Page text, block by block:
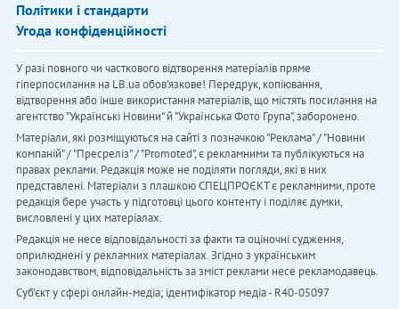
Політики і стандарти
Угода конфіденційності
У разі повного чи часткового відтворення матеріалів пряме
гіперпосилання на LB.ua обов'язкове! Передрук, копіювання,
відтворення або інше використання матеріалів, що містять посилання на
агентство "Українськi Новини" й "Українська Фото Група", заборонено.
Матеріали, які розміщуються на сайті з позначкою "Реклама" / "Новини
компаній" / "Пресреліз" / "Promoted", є рекламними та публікуються на
правах реклами. Редакція може не поділяти погляди, які в них
представлені. Матеріали з плашкою СПЕЦПРОЄКТ є рекламними, проте
редакція бере участь у підготовці цього контенту і поділяє думки,
висловлені у цих матеріалах.
Редакція не несе відповідальності за факти та оціночні судження,
оприлюднені у рекламних матеріалах. Згідно з українським
законодавством, відповідальність за зміст реклами несе рекламодавець.
Cуб'єкт у сфері онлайн-медіа; ідентифікатор медіа - R40-05097